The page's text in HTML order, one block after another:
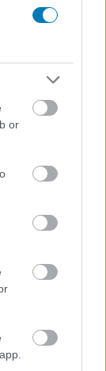
or
Segítünk,
a
nyár legjobb